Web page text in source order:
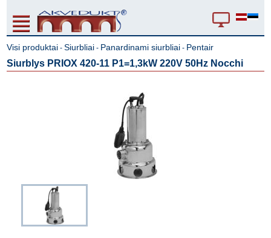
Visi produktai -Siurbliai - Panardinami siurbliai - Pentair
Siurblys PRIOX 420-11 P1=1,3kW 220V 50Hz Nocchi